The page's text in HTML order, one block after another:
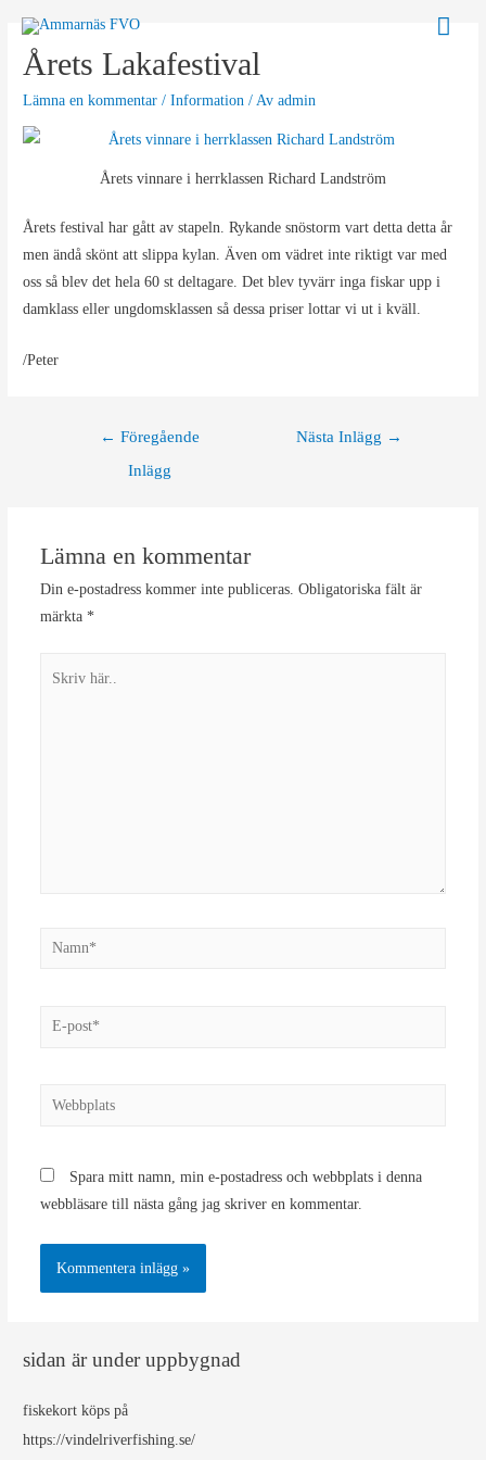
innehållÅrets Lakafestival
Lämna en kommentar /Information / Av admin
Årets vinnare i herrklassen Richard Landström
Årets festival har gått av stapeln. Rykande snöstorm vart detta detta år
men ändå skönt att slippa kylan. Även om vädret inte riktigt var med
oss så blev det hela 60 st deltagare. Det blev tyvärr inga fiskar upp i
damklass eller ungdomsklassen så dessa priser lottar vi ut i kväll.
/Peter
Inläggsnavigering
← Föregående
Inlägg
Nästa Inlägg →
Lämna en kommentar
Din e-postadress kommer inte publiceras. Obligatoriska fält är
märkta *
Namn*
E-
Webbplats
Spara mitt namn, min e-postadress och webbplats i denna
webbläsare till nästa gång jag skriver en kommentar.
sidan är under uppbygnad
fiskekort köps på
https://vindelriverfishing.se/